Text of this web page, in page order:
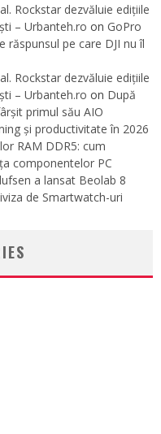
Rockstar dezvăluie edițiile
– Urbanteh.ro on GoPro
pe care DJI nu îl
Rockstar dezvăluie edițiile
– Urbanteh.ro on După
primul său AIO
și productivitate în 2026
RAM DDR5: cum
componentelor PC
a lansat Beolab 8
de Smartwatch-uri